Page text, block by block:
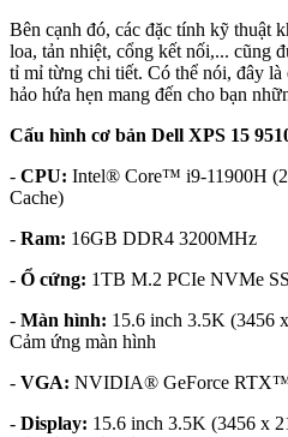
Bên cạnh đó, các đặc tính kỹ thuật
loa, tản nhiệt, cổng kết nối,... cũng
tỉ mỉ từng chi tiết. Có thể nói, đây là
hảo hứa hẹn mang đến cho bạn
Cấu hình cơ bản Dell XPS 15
- CPU: Intel® Core™ i9-11900H
Cache)
- Ram: 16GB DDR4 3200MHz
- Ổ cứng: 1TB M.2 PCIe NVMe
- Màn hình: 15.6 inch 3.5K (3456
Cảm ứng màn hình
- VGA: NVIDIA® GeForce
- Display: 15.6 inch 3.5K (3456 x